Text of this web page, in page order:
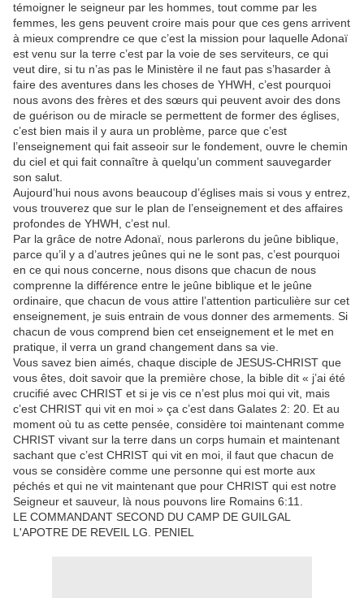
témoigner le seigneur par les hommes, tout comme par les
femmes, les gens peuvent croire mais pour que ces gens arrivent
à mieux comprendre ce que c’est la mission pour laquelle Adonaï
est venu sur la terre c’est par la voie de ses serviteurs, ce qui
veut dire, si tu n’as pas le Ministère il ne faut pas s’hasarder à
faire des aventures dans les choses de YHWH, c’est pourquoi
nous avons des frères et des sœurs qui peuvent avoir des dons
de guérison ou de miracle se permettent de former des églises,
c’est bien mais il y aura un problème, parce que c’est
l’enseignement qui fait asseoir sur le fondement, ouvre le chemin
du ciel et qui fait connaître à quelqu’un comment sauvegarder
son salut.
Aujourd’hui nous avons beaucoup d’églises mais si vous y entrez,
vous trouverez que sur le plan de l’enseignement et des affaires
profondes de YHWH, c’est nul.
Par la grâce de notre Adonaï, nous parlerons du jeûne biblique,
parce qu’il y a d’autres jeûnes qui ne le sont pas, c’est pourquoi
en ce qui nous concerne, nous disons que chacun de nous
comprenne la différence entre le jeûne biblique et le jeûne
ordinaire, que chacun de vous attire l’attention particulière sur cet
enseignement, je suis entrain de vous donner des armements. Si
chacun de vous comprend bien cet enseignement et le met en
pratique, il verra un grand changement dans sa vie.
Vous savez bien aimés, chaque disciple de JESUS-CHRIST que
vous êtes, doit savoir que la première chose, la bible dit « j’ai été
crucifié avec CHRIST et si je vis ce n’est plus moi qui vit, mais
c’est CHRIST qui vit en moi » ça c’est dans Galates 2: 20. Et au
moment où tu as cette pensée, considère toi maintenant comme
CHRIST vivant sur la terre dans un corps humain et maintenant
sachant que c’est CHRIST qui vit en moi, il faut que chacun de
vous se considère comme une personne qui est morte aux
péchés et qui ne vit maintenant que pour CHRIST qui est notre
Seigneur et sauveur, là nous pouvons lire Romains 6:11.
LE COMMANDANT SECOND DU CAMP DE GUILGAL
L'APOTRE DE REVEIL LG. PENIEL